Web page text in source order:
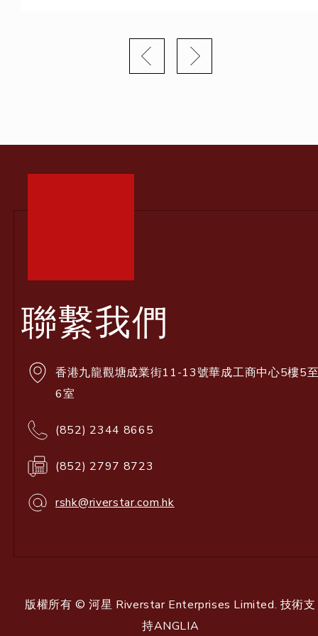
聯繫我們
香港九龍觀塘成業街11-13號華成工商中心5樓5
6室
(852) 2344 8665
(852) 2797 8723
rshk@riverstar.com.hk
版權所有 © 河星 Riverstar Enterprises Limited. 技術支
持ANGLIA